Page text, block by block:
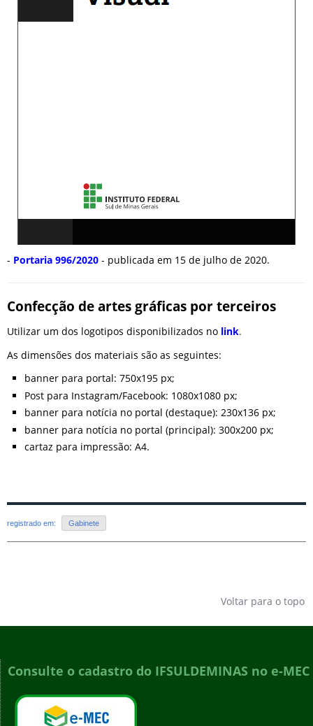
- Portaria 996/2020 - publicada em 15 de julho de 2020.
Confecção de artes gráficas por terceiros
Utilizar um dos logotipos disponibilizados no link.
As dimensões dos materiais são as seguintes:
banner para portal: 750x195 px;
Post para Instagram/Facebook: 1080x1080 px;
banner para notícia no portal (destaque): 230x136 px;
banner para notícia no portal (principal): 300x200 px;
cartaz para impressão: A4.
registrado em: Gabinete
Voltar para o topo
Consulte o cadastro do IFSULDEMINAS no e-MEC